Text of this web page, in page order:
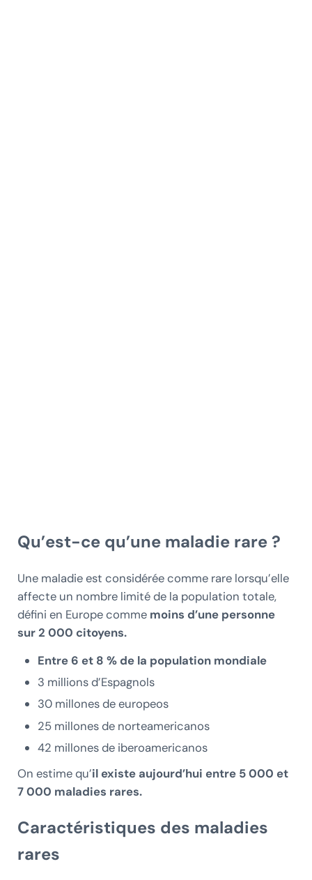
Qu’est-ce qu’une maladie rare ?
Une maladie est considérée comme rare lorsqu’elle
affecte un nombre limité de la population totale,
défini en Europe comme moins d’une personne
sur 2 000 citoyens.
Entre 6 et 8 % de la population mondiale
3 millions d’Espagnols
30 millones de europeos
25 millones de norteamericanos
42 millones de iberoamericanos
On estime qu’il existe aujourd’hui entre 5 000 et
7 000 maladies rares.
Caractéristiques des maladies
rares